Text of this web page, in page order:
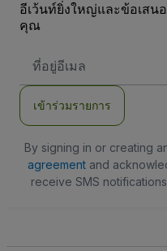
อีเว้นท์ยิ่งใหญ่และข้อเสน
คุณ
อยู่
เข้าร่วมรายการ
By signing in or creating
agreementand
receive SMS